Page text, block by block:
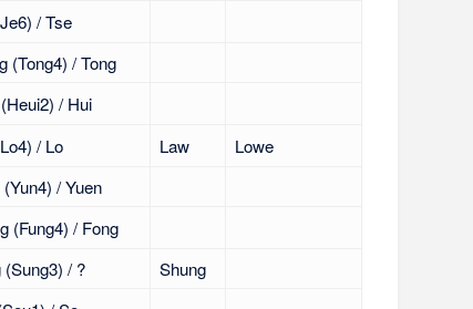
/ Tse
(Tong4) / Tong
/ Hui
/ Lo Law
Lowe
(Yun4) / Yuen
(Fung4) / Fong
(Sung3) / ?
Shung